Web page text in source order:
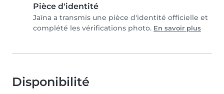
Pièce d'identité
Jaïna a transmis une pièce d'identité officielle et
complété les vérifications photo. En savoir plus
Disponibilité